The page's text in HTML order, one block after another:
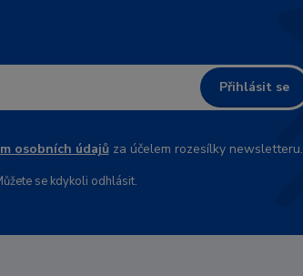
Přihlásit se
osobních údajůza účelem rozesílky newsletteru.
se kdykoli odhlásit.